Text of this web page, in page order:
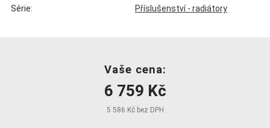
Série:
Příslušenství - radiátory
Vaše cena:
6 759 Kč
5 586 Kč bez DPH